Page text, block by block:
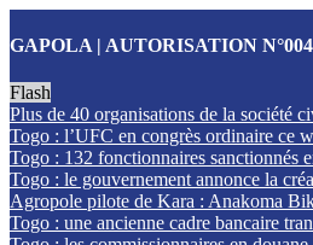
GAPOLA | AUTORISATION
Flash
Plus de 40 organisations de la société
Togo : l’UFC en congrès ordinaire ce
Togo : 132 fonctionnaires sanctionnés
Togo : le gouvernement annonce la
Agropole pilote de Kara : Anakoma
Togo : une ancienne cadre bancaire